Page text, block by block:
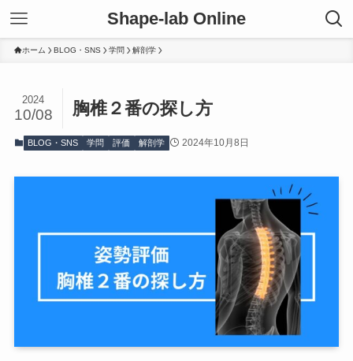
Shape-lab Online
ホーム BLOG・SNS 学問 解剖学
胸椎２番の探し方
2024
10/08
BLOG・SNS 学問 評価 解剖学 2024年10月8日